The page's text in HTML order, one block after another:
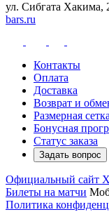
ул. Сибгата Хакима,
bars.ru
Контакты
Оплата
Доставка
Возврат и
Размерная сетка
Бонусная
Статус заказа
Задать вопрос
Официальный сайт
Билеты на матчи
Политика